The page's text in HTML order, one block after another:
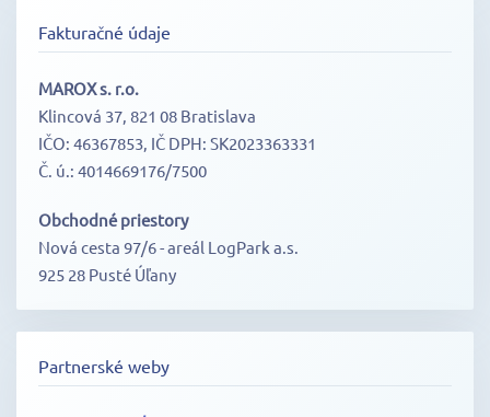
Fakturačné údaje
MAROX s. r.o.
Klincová 37, 821 08 Bratislava
IČO: 46367853, IČ DPH: SK2023363331
Č. ú.: 4014669176/7500
Obchodné priestory
Nová cesta 97/6 - areál LogPark a.s.
925 28 Pusté Úľany
Partnerské weby